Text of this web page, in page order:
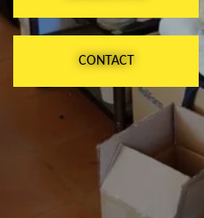
CONTACT